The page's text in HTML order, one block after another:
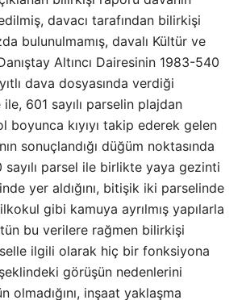
davacı tarafından bilirkişi
bulunulmamış, davalı Kültür ve
Altıncı Dairesinin 1983-540
dava dosyasında verdiği
601 sayılı parselin plajdan
boyunca kıyıyı takip ederek gelen
sonuçlandığı düğüm noktasında
parsel ile birlikte yaya gezinti
yer aldığını, bitişik iki parselinde
gibi kamuya ayrılmış yapılarla
bu verilere rağmen bilirkişi
ilgili olarak hiç bir fonksiyona
görüşün nedenlerini
olmadığını, inşaat yaklaşma